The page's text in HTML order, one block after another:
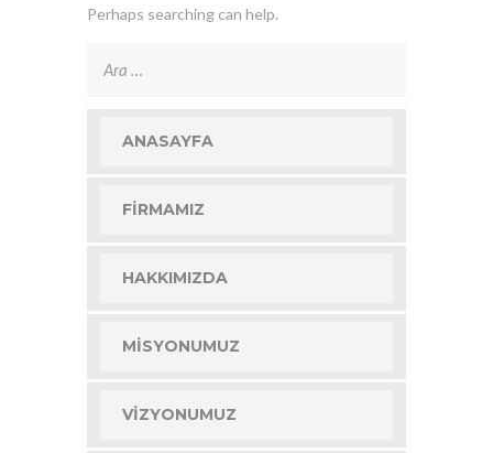
Perhaps searching can help.
ANASAYFA
FIRMAMIZ
HAKKIMIZDA
MISYONUMUZ
VIZYONUMUZ